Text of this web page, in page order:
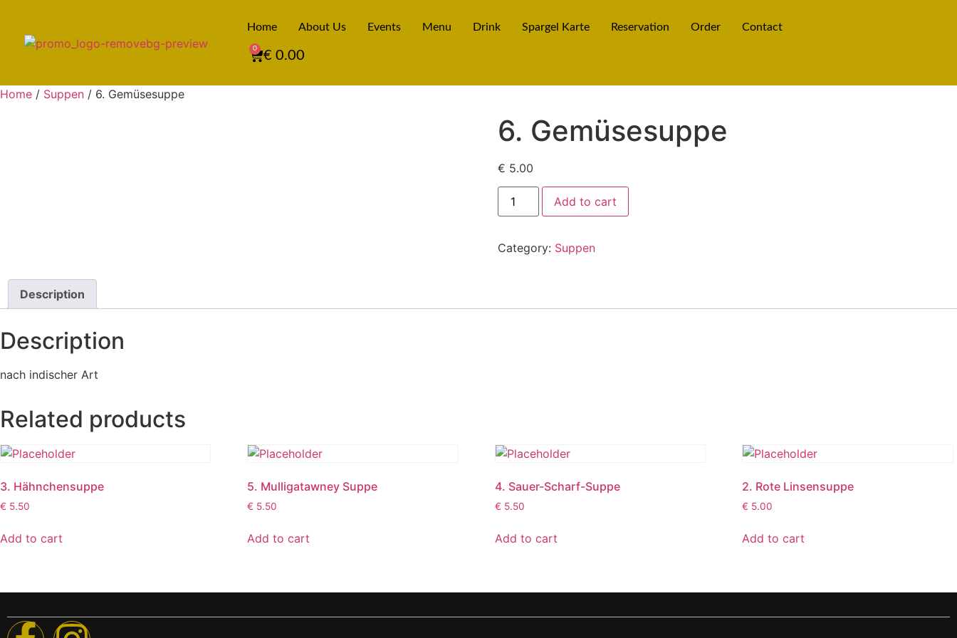
Home About Us Events Menu Drink Spargel Karte Reservation Order Contact
€ 0.00
0
Home / Suppen / 6. Gemüsesuppe
6. Gemüsesuppe
€ 5.00
Add to cart
Category: Suppen
Description
Description
nach indischer Art
Related products
3. Hähnchensuppe
€ 5.50
Add to cart
5. Mulligatawney Suppe
€ 5.50
Add to cart
4. Sauer-Scharf-Suppe
€ 5.50
Add to cart
2. Rote Linsensuppe
€ 5.00
Add to cart